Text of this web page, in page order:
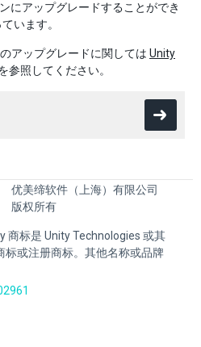
にアップグレードすることができ
います。
アップグレードに関しては Unity
参照してください。
优美缔软件（上海）有限公司
版权所有
商标是 Unity Technologies 或其
标或注册商标。其他名称或品牌